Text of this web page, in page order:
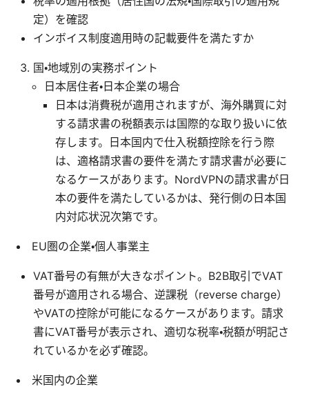
定）を確認
インボイス制度適用時の記載要件を満たすか
国・地域別の実務ポイント
日本居住者・日本企業の場合
日本は消費税が適用されますが、海外購買に対
する請求書の税額表示は国際的な取り扱いに依
存します。日本国内で仕入税額控除を行う際
は、適格請求書の要件を満たす請求書が必要に
なるケースがあります。NordVPNの請求書が日
本の要件を満たしているかは、発行側の日本国
内対応状況次第です。
EU圏の企業・個人事業主
VAT番号の有無が大きなポイント。B2B取引でVAT
番号が適用される場合、逆課税（reverse charge）
やVATの控除が可能になるケースがあります。請求
書にVAT番号が表示され、適切な税率・税額が明記さ
れているかを必ず確認。
米国内の企業